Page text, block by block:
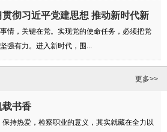
彻习近平党建思想 推动新时代新
情，关键在党。实现党的使命任务，必须把党
强有力。进入新时代，围...
更多>>
载书香
保持热爱，检察职业的意义，其实就藏在全力以